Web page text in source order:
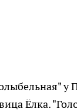
у
Ёлка.